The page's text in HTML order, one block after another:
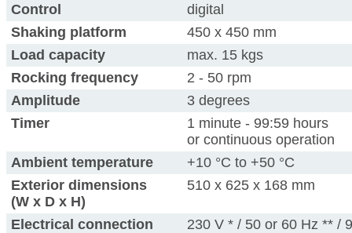
Control
digital
Shaking platform
450 x 450 mm
Load capacity
max. 15 kgs
Rocking frequency
2 - 50 rpm
Amplitude
3 degrees
Timer
1 minute - 99:59 hours
or continuous operation
Ambient temperature
+10 °C to +50 °C
Exterior dimensions
(W x D x H)
510 x 625 x 168 mm
Electrical connection
230 V * / 50 or 60 Hz ** /